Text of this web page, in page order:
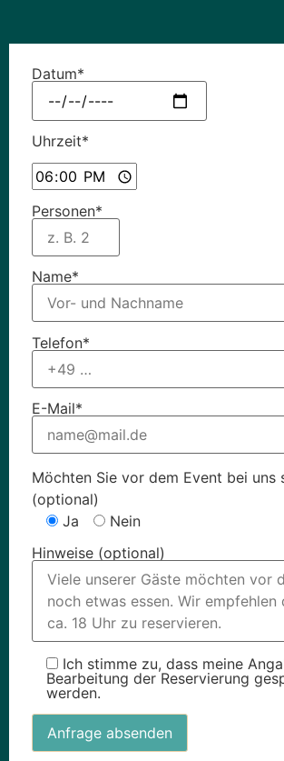
Datum*
Uhrzeit*
Personen*
Name*
Telefon*
E-Mail*
Möchten Sie vor dem Event bei uns
(optional)
Ja
Nein
Hinweise (optional)
Ich stimme zu, dass meine
Bearbeitung der Reservierung
werden.